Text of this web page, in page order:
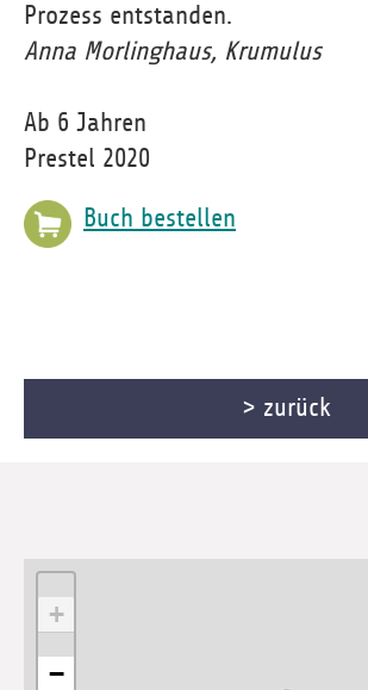
Prozess entstanden.
Anna Morlinghaus, Krumulus
Ab 6 Jahren
Prestel 2020
Buch bestellen
> zurück
+
−